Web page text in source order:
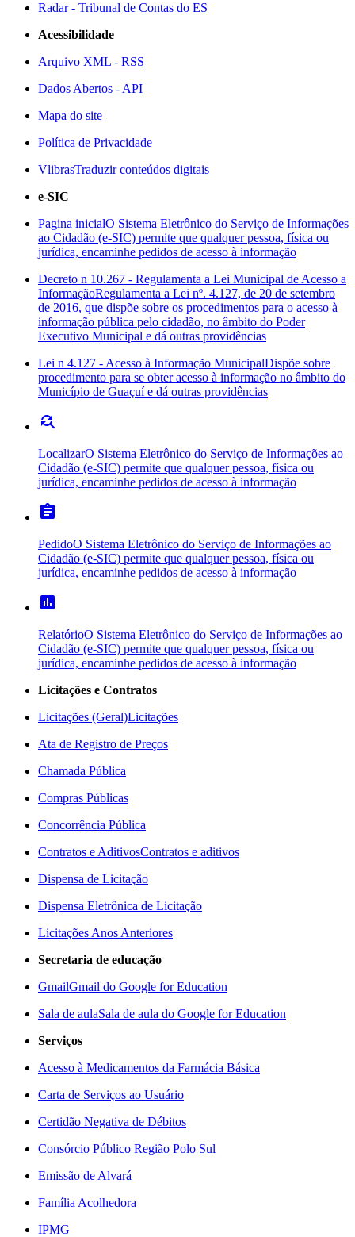
Radar - Tribunal de Contas do ES
Acessibilidade
Arquivo XML - RSS
Dados Abertos - API
Mapa do site
Política de Privacidade
VlibrasTraduzir conteúdos digitais
e-SIC
Pagina inicialO Sistema Eletrônico do Serviço de Informações
ao Cidadão (e-SIC) permite que qualquer pessoa, física ou
jurídica, encaminhe pedidos de acesso à informação
Decreto n 10.267 - Regulamenta a Lei Municipal de Acesso a
InformaçãoRegulamenta a Lei nº. 4.127, de 20 de setembro
de 2016, que dispõe sobre os procedimentos para o acesso à
informação pública pelo cidadão, no âmbito do Poder
Executivo Municipal e dá outras providências
Lei n 4.127 - Acesso à Informação MunicipalDispõe sobre
procedimento para se obter acesso à informação no âmbito do
Município de Guaçuí e dá outras providências
find_replace
LocalizarO Sistema Eletrônico do Serviço de Informações ao
Cidadão (e-SIC) permite que qualquer pessoa, física ou
jurídica, encaminhe pedidos de acesso à informação
assignment
PedidoO Sistema Eletrônico do Serviço de Informações ao
Cidadão (e-SIC) permite que qualquer pessoa, física ou
jurídica, encaminhe pedidos de acesso à informação
poll
RelatórioO Sistema Eletrônico do Serviço de Informações ao
Cidadão (e-SIC) permite que qualquer pessoa, física ou
jurídica, encaminhe pedidos de acesso à informação
Licitações e Contratos
Licitações (Geral)Licitações
Ata de Registro de Preços
Chamada Pública
Compras Públicas
Concorrência Pública
Contratos e AditivosContratos e aditivos
Dispensa de Licitação
Dispensa Eletrônica de Licitação
Licitações Anos Anteriores
Secretaria de educação
GmailGmail do Google for Education
Sala de aulaSala de aula do Google for Education
Serviços
Acesso à Medicamentos da Farmácia Básica
Carta de Serviços ao Usuário
Certidão Negativa de Débitos
Consórcio Público Região Polo Sul
Emissão de Alvará
Família Acolhedora
IPMG